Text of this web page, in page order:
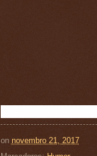
on novembro 21, 2017